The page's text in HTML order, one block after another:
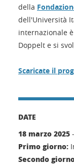
della
dell'Università
internazionale
Doppelt e si
Scaricate il
DATE
18 marzo 2025 -
Primo giorno:
Secondo